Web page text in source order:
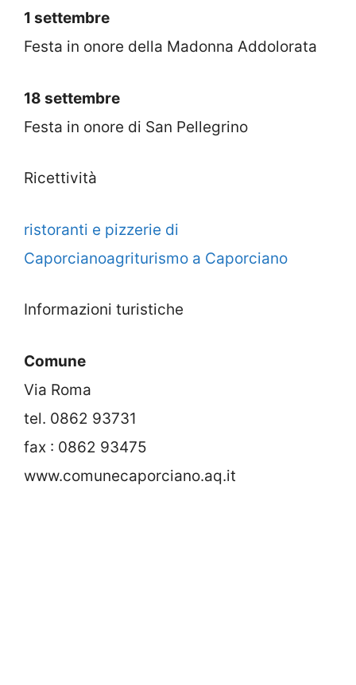
1 settembre
Festa in onore della Madonna Addolorata
18 settembre
Festa in onore di San Pellegrino
Ricettività
ristoranti e pizzerie di
Caporcianoagriturismo a Caporciano
Informazioni turistiche
Comune
Via Roma
tel. 0862 93731
fax : 0862 93475
www.comunecaporciano.aq.it